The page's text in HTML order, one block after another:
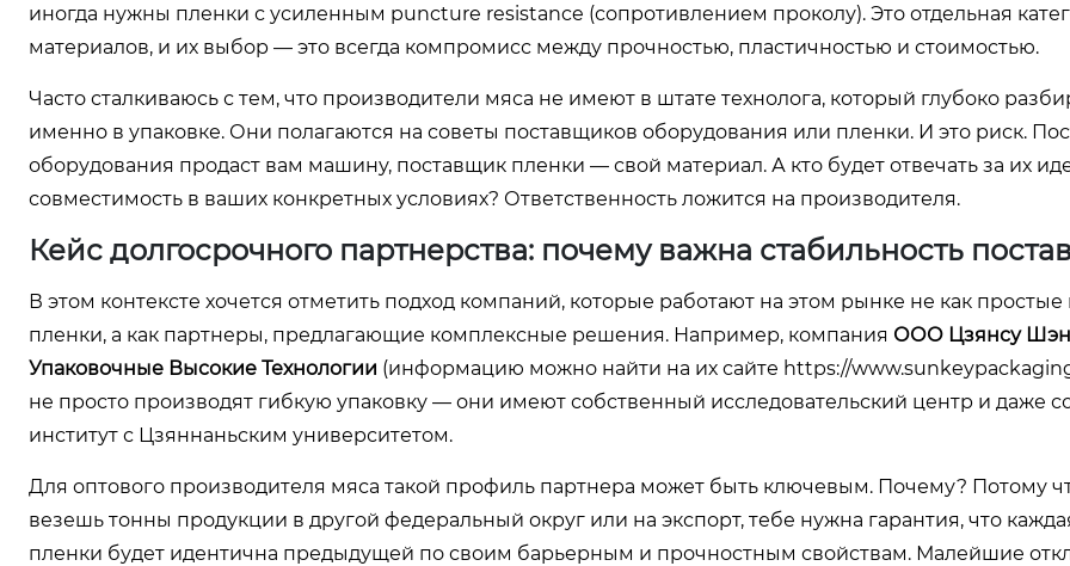
иногда нужны пленки с усиленным puncture resistance (сопротивлением проколу). Это отдельная
материалов, и их выбор — это всегда компромисс между прочностью, пластичностью и стоимостью.
Часто сталкиваюсь с тем, что производители мяса не имеют в штате технолога, который глубоко
именно в упаковке. Они полагаются на советы поставщиков оборудования или пленки. И это риск.
оборудования продаст вам машину, поставщик пленки — свой материал. А кто будет отвечать за их
совместимость в ваших конкретных условиях? Ответственность ложится на производителя.
Кейс долгосрочного партнерства: почему важна стабильность
В этом контексте хочется отметить подход компаний, которые работают на этом рынке не как
пленки, а как партнеры, предлагающие комплексные решения. Например, компания ООО Цзянсу
Упаковочные Высокие Технологии (информацию можно найти на их сайте https://
не просто производят гибкую упаковку — они имеют собственный исследовательский центр и даже
институт с Цзяннаньским университетом.
Для оптового производителя мяса такой профиль партнера может быть ключевым. Почему? Потому
везешь тонны продукции в другой федеральный округ или на экспорт, тебе нужна гарантия, что
пленки будет идентична предыдущей по своим барьерным и прочностным свойствам. Малейшие